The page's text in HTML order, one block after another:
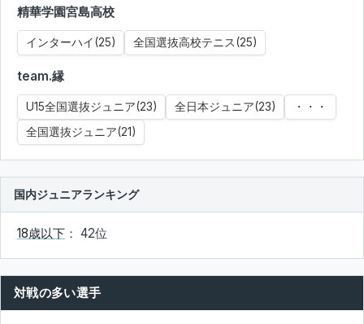
精華学園宮島高校
インターハイ(25) 全国選抜高校テニス(25)
team.縁
U15全国選抜ジュニア(23) 全日本ジュニア(23)
・・・
全国選抜ジュニア(21)
国内ジュニアランキング
18歳以下 ： 42位
対戦の多い選手